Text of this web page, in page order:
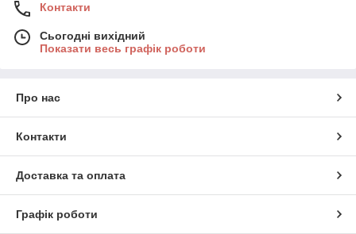
Контакти
Сьогодні вихідний
Показати весь графік роботи
Про нас
Контакти
Доставка та оплата
Графік роботи